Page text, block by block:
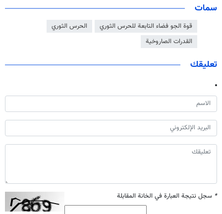
سمات
قوة الجو فضاء التابعة للحرس الثوري
الحرس الثوري
القدرات الصاروخية
تعليقك
* سجل نتيجة العبارة في الخانة المقابلة